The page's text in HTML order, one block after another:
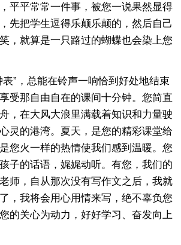
平平常常一件事，被您一说果然显得
先把学生逗得乐颠乐颠的，然后自己
，就算是一只路过的蝴蝶也会染上您
”，总能在铃声一响恰到好处地结束
受那自由自在的课间十分钟。您简直
，在大风大浪里满载着知识和力量驶
灵的港湾。夏天，是您的精彩课堂给
您火一样的热情使我们感到温暖。您
子的话语，娓娓动听。有您，我们的
师，自从那次没有写作文之后，我就
，我将会用心用情来写，绝不辜负您
的关心为动力，好好学习、奋发向上